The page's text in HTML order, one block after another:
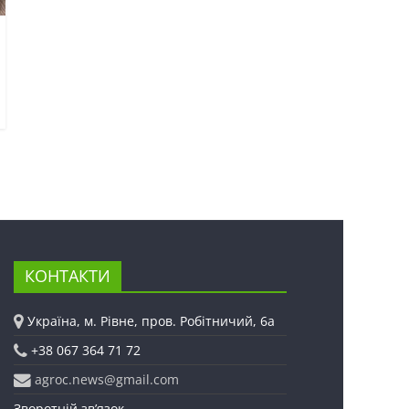
КОНТАКТИ
Україна, м. Рівне, пров. Робітничий, 6а
+38 067 364 71 72
agroc.news@gmail.com